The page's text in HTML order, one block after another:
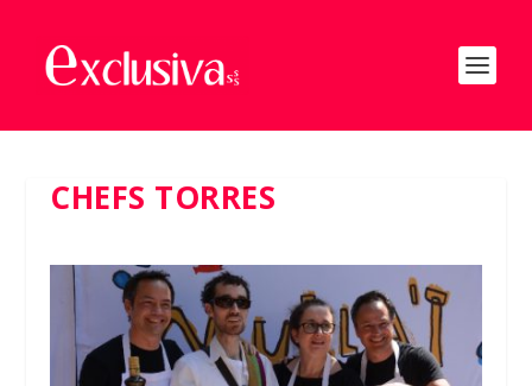
CHEFS TORRES